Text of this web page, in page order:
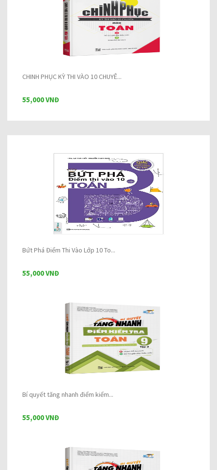
CHINH PHỤC KỲ THI VÀO 10 CHUYÊ...
55,000 VNĐ
Bứt Phá Điểm Thi Vào Lớp 10 To...
55,000 VNĐ
Bí quyết tăng nhanh điểm kiểm...
55,000 VNĐ